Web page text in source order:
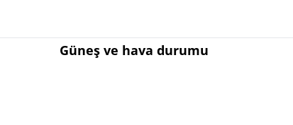
Güneş ve hava durumu